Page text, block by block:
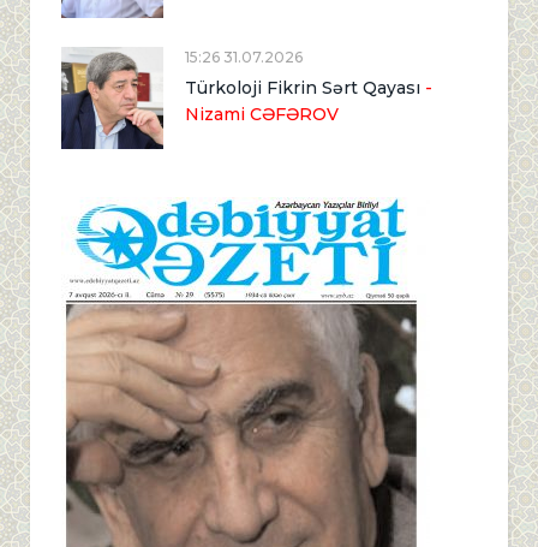
15:26 31.07.2026
Türkoloji Fikrin Sərt Qayası -
Nizami CƏFƏROV